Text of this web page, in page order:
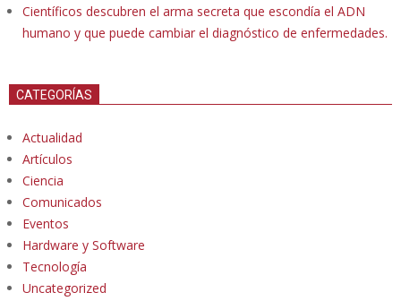
Científicos descubren el arma secreta que escondía el ADN
humano y que puede cambiar el diagnóstico de enfermedades.
CATEGORÍAS
Actualidad
Artículos
Ciencia
Comunicados
Eventos
Hardware y Software
Tecnología
Uncategorized